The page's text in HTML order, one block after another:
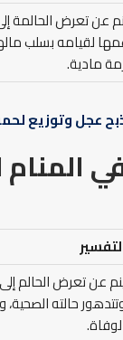
عن تعرض الحالمة
لقيامه بسلب
مادية.
عجل وتوزيع
عن تعرض الحالم
حالته